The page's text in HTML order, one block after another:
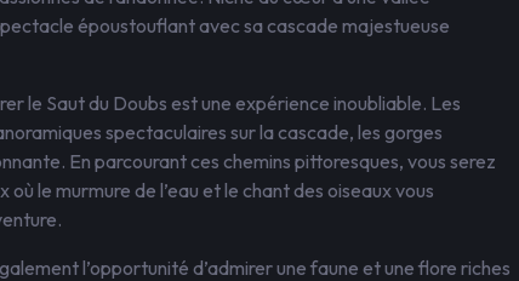
époustouflant avec sa cascade majestueuse
le Saut du Doubs est une expérience inoubliable. Les
spectaculaires sur la cascade, les gorges
En parcourant ces chemins pittoresques, vous serez
le murmure de l’eau et le chant des oiseaux vous
l’opportunité d’admirer une faune et une flore riches